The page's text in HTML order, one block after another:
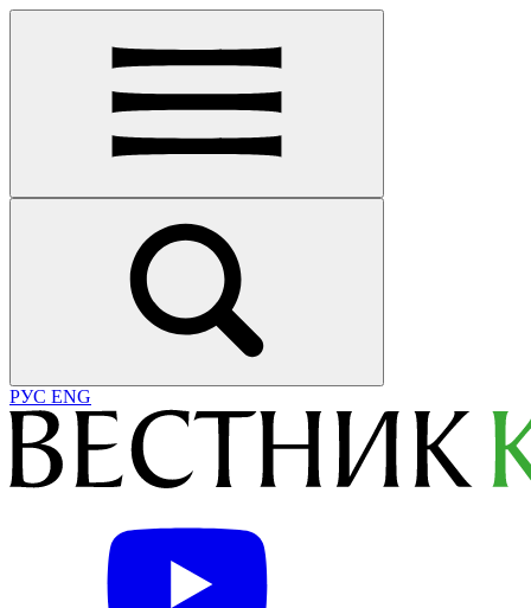
РУС ENG